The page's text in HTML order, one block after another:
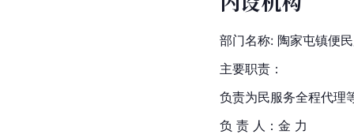
部门名称: 陶家屯镇便
主要职责：
负责为民服务全程代理
负 责 人：金 力